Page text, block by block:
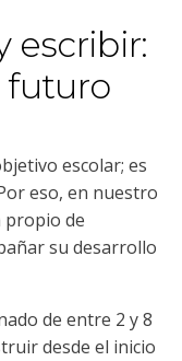
escribir:
futuro
escolar; es
eso, en nuestro
propio de
su desarrollo
de entre 2 y 8
desde el inicio